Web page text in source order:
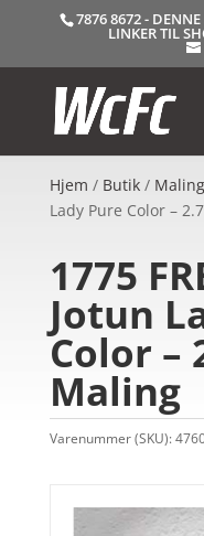
7876 8672 -
LINKER TIL
Hjem / Butik/ Maling
Lady Pure Color –
1775
Jotun
Color –
Maling
Varenummer (SKU):